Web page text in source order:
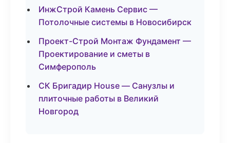
ИнжСтрой Камень Сервис —
Потолочные системы в Новосибирск
Проект-Строй Монтаж Фундамент —
Проектирование и сметы в
Симферополь
СК Бригадир House — Санузлы и
плиточные работы в Великий
Новгород